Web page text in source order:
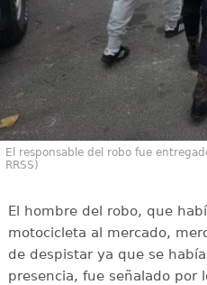
El responsable del robo fue
RRSS)
El hombre del robo, que
motocicleta al mercado,
de despistar ya que se
presencia, fue señalado por